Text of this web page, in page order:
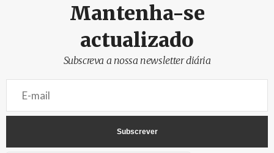
Mantenha-se
actualizado
Subscreva a nossa newsletter diária